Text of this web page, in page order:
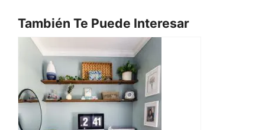
También Te Puede Interesar